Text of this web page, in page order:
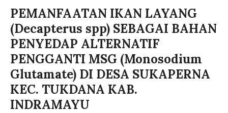
PEMANFAATAN IKAN LAYANG
(Decapterus spp) SEBAGAI BAHAN
PENYEDAP ALTERNATIF
PENGGANTI MSG (Monosodium
Glutamate) DI DESA SUKAPERNA
KEC. TUKDANA KAB.
INDRAMAYU